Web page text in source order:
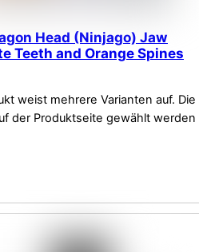
Head (Ninjago) Jaw
Teeth and Orange Spines
weist mehrere Varianten auf. Die
der Produktseite gewählt werden